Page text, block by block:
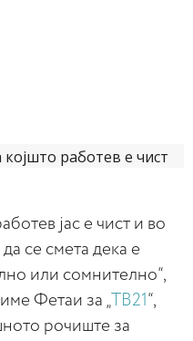
јас е чист и во
се смета дека е
или сомнително“,
Фетаи за „
ТВ21 “,
рочиште за